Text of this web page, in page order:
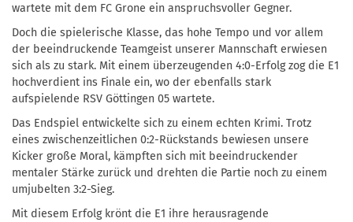
wartete mit dem FC Grone ein anspruchsvoller Gegner.
Doch die spielerische Klasse, das hohe Tempo und vor allem
der beeindruckende Teamgeist unserer Mannschaft erwiesen
sich als zu stark. Mit einem überzeugenden 4:0-Erfolg zog die E1
hochverdient ins Finale ein, wo der ebenfalls stark
aufspielende RSV Göttingen 05 wartete.
Das Endspiel entwickelte sich zu einem echten Krimi. Trotz
eines zwischenzeitlichen 0:2-Rückstands bewiesen unsere
Kicker große Moral, kämpften sich mit beeindruckender
mentaler Stärke zurück und drehten die Partie noch zu einem
umjubelten 3:2-Sieg.
Mit diesem Erfolg krönt die E1 ihre herausragende